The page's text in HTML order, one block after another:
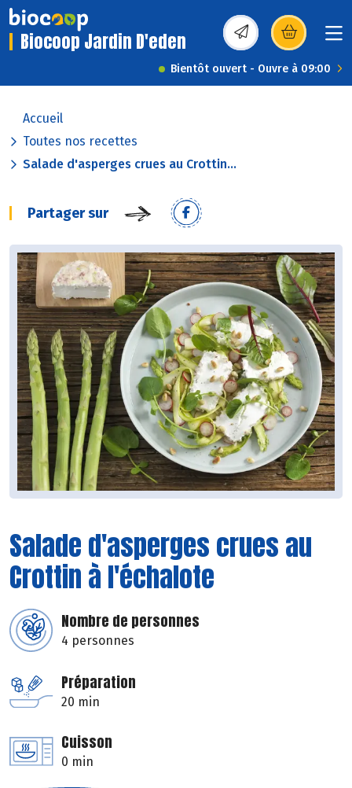
Biocoop Jardin D'eden (s’ouvre dans une
Bientôt ouvert - Ouvre à 09:00
Accueil
Toutes nos recettes
Salade d'asperges crues au Crottin...
Partager sur
Salade d'asperges crues au
Crottin à l'échalote
Nombre de personnes
4 personnes
Préparation
20 min
Cuisson
0 min